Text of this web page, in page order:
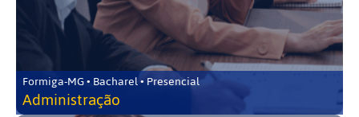
Formiga-MG • Bacharel • Presencial
Administração